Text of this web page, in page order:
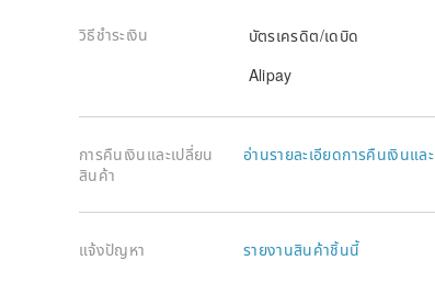
วิธีชำระเงิน
บัตรเครดิต/เดบิด
Alipay
การคืนเงินและเปลี่ยน
สินค้า
อ่านรายละเอียดการคืนเงินแล
แจ้งปัญหา รายงานสินค้าชิ้นนี้